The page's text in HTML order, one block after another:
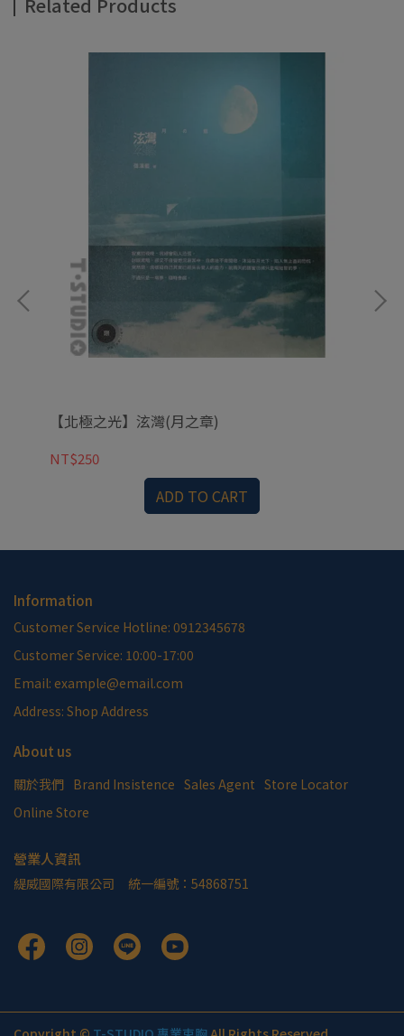
【北極之光】泫灣(月之章)
NT$250
ADD TO CART
Information
Customer Service Hotline: 0912345678
Customer Service: 10:00-17:00
Email: example@email.com
Address: Shop Address
About us
關於我們 Brand Insistence Sales Agent Store Locator
Online Store
營業人資訊
緹威國際有限公司     統一編號：54868751